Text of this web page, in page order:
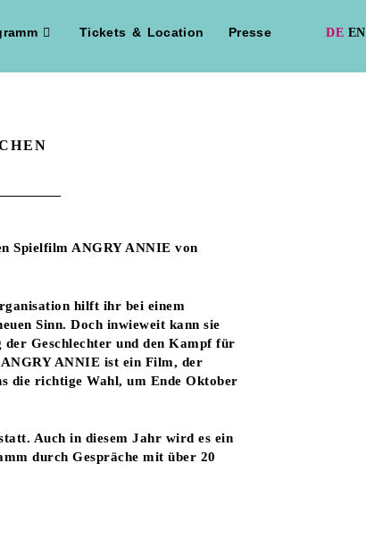
Tickets & Location Presse
Spielfilm ANGRY ANNIE von
hilft ihr bei einem
Sinn. Doch inwieweit kann sie
der Geschlechter und den Kampf für
ANGRY ANNIE ist ein Film, der
die richtige Wahl, um Ende Oktober
Auch in diesem Jahr wird es ein
durch Gespräche mit über 20